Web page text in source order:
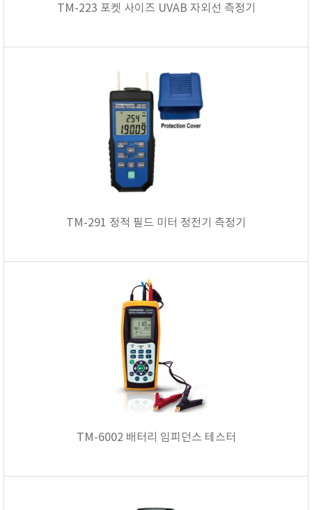
TM-223 포켓 사이즈 UVAB 자외선 측정기
TM-291 정적 필드 미터 정전기 측정기
TM-6002 배터리 임피던스 테스터